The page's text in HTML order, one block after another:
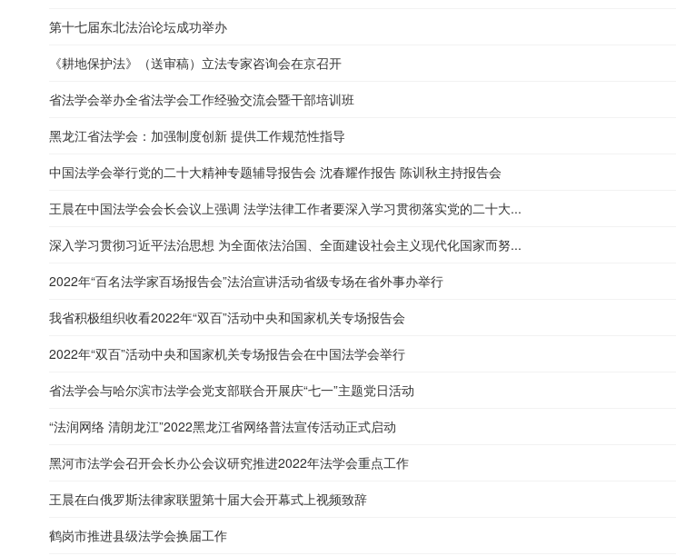
第十七届东北法治论坛成功举办
《耕地保护法》（送审稿）立法专家咨询会在京召开
省法学会举办全省法学会工作经验交流会暨干部培训班
黑龙江省法学会：加强制度创新 提供工作规范性指导
中国法学会举行党的二十大精神专题辅导报告会 沈春耀作报告 陈训秋主持报告会
王晨在中国法学会会长会议上强调 法学法律工作者要深入学习贯彻落实党的二十大...
深入学习贯彻习近平法治思想 为全面依法治国、全面建设社会主义现代化国家而努...
2022年“百名法学家百场报告会”法治宣讲活动省级专场在省外事办举行
我省积极组织收看2022年“双百”活动中央和国家机关专场报告会
2022年“双百”活动中央和国家机关专场报告会在中国法学会举行
省法学会与哈尔滨市法学会党支部联合开展庆“七一”主题党日活动
“法润网络 清朗龙江”2022黑龙江省网络普法宣传活动正式启动
黑河市法学会召开会长办公会议研究推进2022年法学会重点工作
王晨在白俄罗斯法律家联盟第十届大会开幕式上视频致辞
鹤岗市推进县级法学会换届工作